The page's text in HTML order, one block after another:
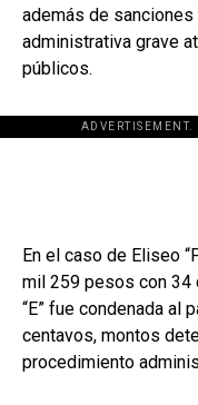
además de
administrativa grave
públicos.
En el caso de Eliseo
mil 259 pesos con 34
“E” fue condenada al
centavos, montos
procedimiento